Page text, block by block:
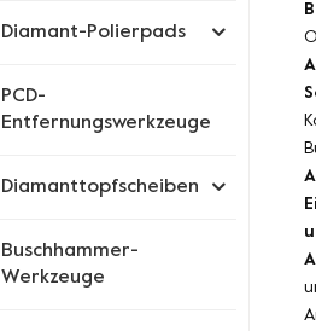
Diamant-Polierpads
PCD-
Entfernungswerkzeuge
Diamanttopfscheiben
Buschhammer-
Werkzeuge